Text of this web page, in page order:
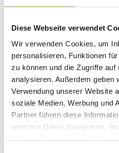
Diese Webseite verwendet
Wir verwenden Cookies, um
personalisieren, Funktionen
zu können und die Zugriffe auf
analysieren. Außerdem geben
Verwendung unserer Website
soziale Medien, Werbung und
Partner führen diese
weiteren Daten zusammen,
Easter Sunday 5-course
Easter surprise
Free use of the Wellness &
Bathrobe and wellness
Overnight stays:
3 nights
Price: